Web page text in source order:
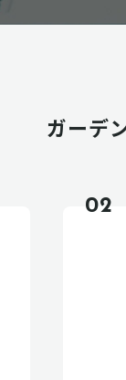
ガーデ
02